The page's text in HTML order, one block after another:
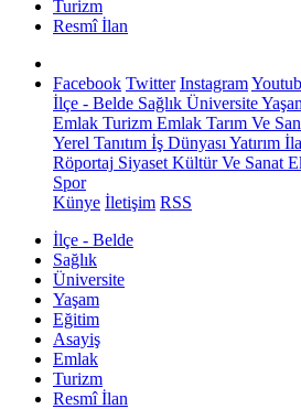
Turizm
Resmî İlan
Facebook Twitter Instagram
İlçe - Belde Sağlık Üniversite
Emlak Turizm Emlak Tarım Ve
Yerel Tanıtım İş Dünyası Yatırım
Röportaj Siyaset Kültür Ve Sanat
Spor
Künye İletişim RSS
İlçe - Belde
Sağlık
Üniversite
Yaşam
Eğitim
Asayiş
Emlak
Turizm
Resmî İlan